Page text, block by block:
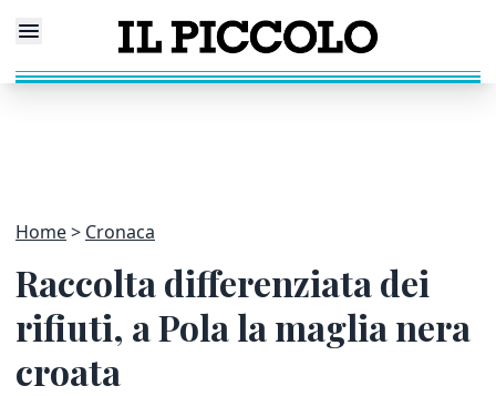
Home Cronaca
Raccolta differenziata dei
rifiuti, a Pola la maglia nera
croata